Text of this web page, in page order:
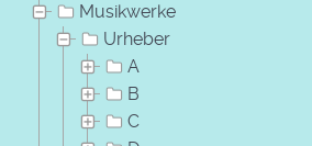
Musikwerke
Urheber
A
B
C